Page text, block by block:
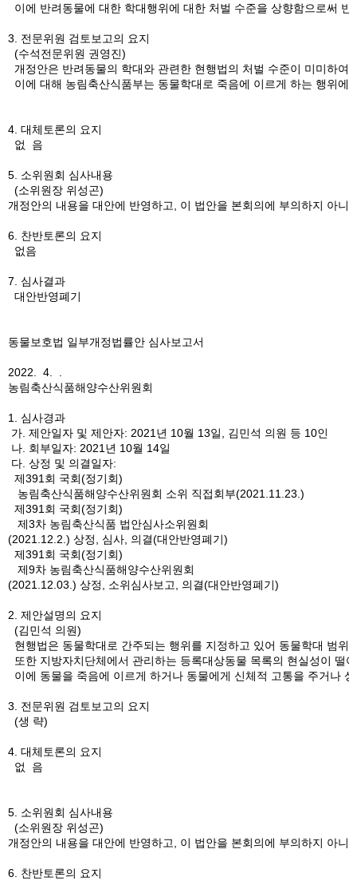
이에 반려동물에 대한 학대행위에 대한 처벌 수준을 상향함으로써
3. 전문위원 검토보고의 요지
(수석전문위원 권영진)
개정안은 반려동물의 학대와 관련한 현행법의 처벌 수준이 미미하
이에 대해 농림축산식품부는 동물학대로 죽음에 이르게 하는 행위
4. 대체토론의 요지
없 음
5. 소위원회 심사내용
(소위원장 위성곤)
개정안의 내용을 대안에 반영하고, 이 법안을 본회의에 부의하지 아니
6. 찬반토론의 요지
없음
7. 심사결과
대안반영폐기
동물보호법 일부개정법률안 심사보고서
2022. 4. .
농림축산식품해양수산위원회
1. 심사경과
가. 제안일자 및 제안자: 2021년 10월 13일, 김민석 의원 등 10인
나. 회부일자: 2021년 10월 14일
다. 상정 및 의결일자:
제391회 국회(정기회)
농림축산식품해양수산위원회 소위 직접회부(2021.11.23.)
제391회 국회(정기회)
제3차 농림축산식품 법안심사소위원회
(2021.12.2.) 상정, 심사, 의결(대안반영폐기)
제391회 국회(정기회)
제9차 농림축산식품해양수산위원회
(2021.12.03.) 상정, 소위심사보고, 의결(대안반영폐기)
2. 제안설명의 요지
(김민석 의원)
현행법은 동물학대로 간주되는 행위를 지정하고 있어 동물학대 범
또한 지방자치단체에서 관리하는 등록대상동물 목록의 현실성이 떨
이에 동물을 죽음에 이르게 하거나 동물에게 신체적 고통을 주거나
3. 전문위원 검토보고의 요지
(생 략)
4. 대체토론의 요지
없 음
5. 소위원회 심사내용
(소위원장 위성곤)
개정안의 내용을 대안에 반영하고, 이 법안을 본회의에 부의하지 아니
6. 찬반토론의 요지